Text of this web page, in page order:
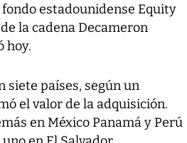
estadounidense Equity
la cadena Decameron
hoy.
siete países, según un
el valor de la adquisición.
en México Panamá y Perú